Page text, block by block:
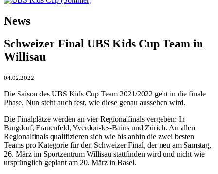
News
Schweizer Final UBS Kids Cup Team in
Willisau
04.02.2022
Die Saison des UBS Kids Cup Team 2021/2022 geht in die finale
Phase. Nun steht auch fest, wie diese genau aussehen wird.
Die Finalplätze werden an vier Regionalfinals vergeben: In
Burgdorf, Frauenfeld, Yverdon-les-Bains und Zürich. An allen
Regionalfinals qualifizieren sich wie bis anhin die zwei besten
Teams pro Kategorie für den Schweizer Final, der neu am Samstag,
26. März im Sportzentrum Willisau stattfinden wird und nicht wie
ursprünglich geplant am 20. März in Basel.